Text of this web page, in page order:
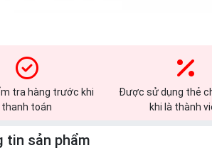
tra hàng trước khi
thanh toán
Được sử dụng thẻ
khi là thành
tin sản phẩm